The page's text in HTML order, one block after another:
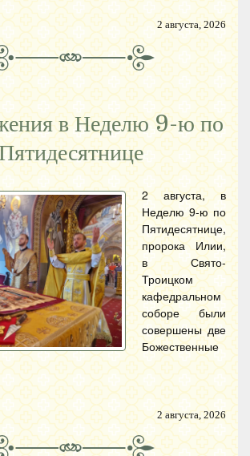
2 августа, 2026
в Неделю 9-ю по
Пятидесятнице
2 августа, в
Неделю 9-ю по
Пятидесятнице,
пророка Илии,
в Свято-
Троицком
кафедральном
соборе были
совершены две
Божественные
2 августа, 2026